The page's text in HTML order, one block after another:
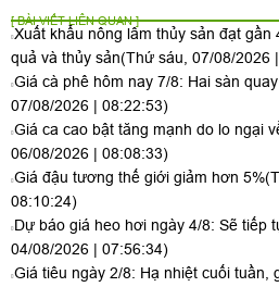
[ BÀI VIẾT LIÊN QUAN ]
Xuất khẩu nông lâm thủy sản đạt gần
quả và thủy sản(Thứ sáu, 07/08/2026
Giá cà phê hôm nay 7/8: Hai sàn
07/08/2026 | 08:22:53)
Giá ca cao bật tăng mạnh do lo ngại
06/08/2026 | 08:08:33)
Giá đậu tương thế giới giảm hơn 5%
08:10:24)
Dự báo giá heo hơi ngày 4/8: Sẽ tiếp
04/08/2026 | 07:56:34)
Giá tiêu ngày 2/8: Hạ nhiệt cuối tuần,